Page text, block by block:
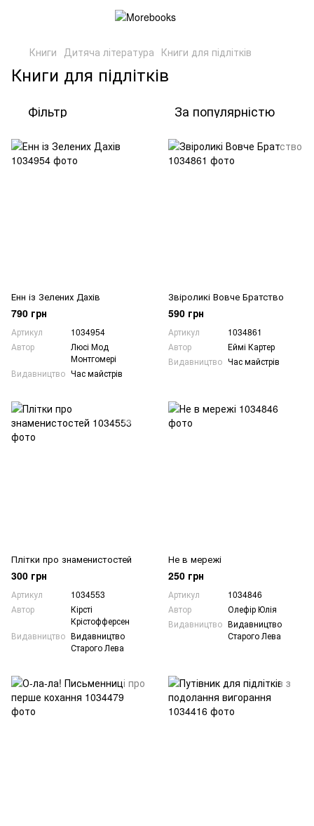
Книги Дитяча література Книги для підлітків
Книги для підлітків
Фільтр За популярністю
Енн із Зелених Дахів
790 грн
Артикул
1034954
Автор
Люсі Мод
Монтгомері
Видавництво Час майстрів
Звіроликі Вовче Братство
590 грн
Артикул
1034861
Автор
Еймі Картер
Видавництво Час майстрів
Плітки про знаменистостей
300 грн
Артикул
1034553
Автор
Кірсті
Крістофферсен
Видавництво Видавництво
Старого Лева
Не в мережі
250 грн
Артикул
1034846
Автор
Олефір Юлія
Видавництво Видавництво
Старого Лева